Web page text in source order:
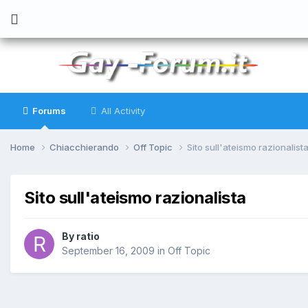
Forums All Activity
Home Chiacchierando Off Topic Sito sull'ateismo razionalista
Sito sull'ateismo razionalista
By ratio
September 16, 2009 in Off Topic